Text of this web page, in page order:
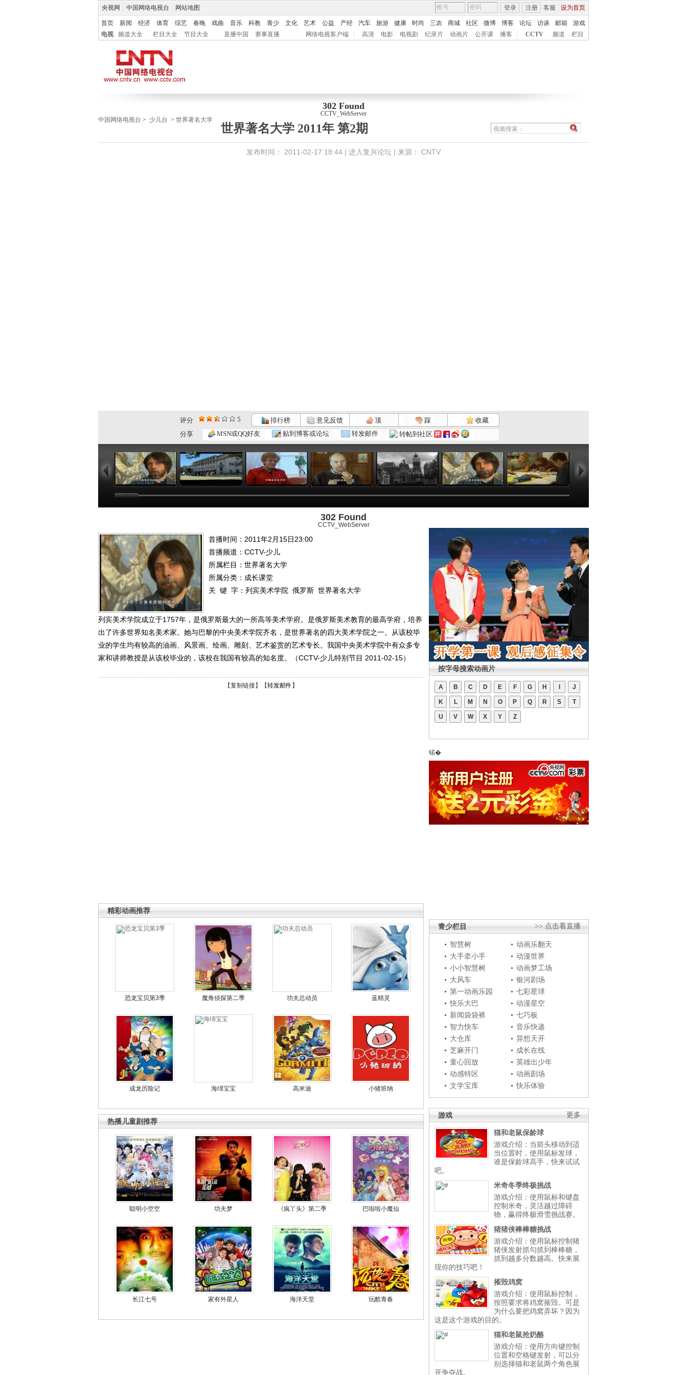
央视网 中国网络电视台 网站地图 客服 设为首页
登录 注册
首页 新闻 经济 体育 综艺 春晚 戏曲 音乐 科教 青少 文化 艺术 公益 产经 汽车 旅游 健康 时尚 三农 商城 社区 微博 博客 论坛 访谈 邮箱
游戏
电视
频道大全 栏目大全 节目大全 直播中国 赛事直播 网络电视客户端 高清 电影 电视剧 纪录片 动画片 公开课 播客 CCTV 频道 栏目
302 Found
CCTV_WebServer
中国网络电视台 > 少儿台 > 世界著名大学
世界著名大学 2011年 第2期
发布时间： 2011-02-17 18:44 | 进入复兴论坛 | 来源： CNTV
评分 5 排行榜 意见反馈 顶 踩
收藏
分享
MSN或QQ好友 贴到博客或论坛 转发邮件 转帖到社区
27:21
世界著名大...
27:25
《世界著名...
23:25
世界著名大...
27:26
《世界著名...
22:35
世界著名大...
27:27 22:04
302 Found
CCTV_WebServer
首播时间：2011年2月15日23:00
首播频道： CCTV-少儿
所属栏目： 世界著名大学
所属分类：成长课堂
关 键 字： 列宾美术学院 俄罗斯 世界著名大学
列宾美术学院成立于1757年，是俄罗斯最大的一所高等美术学府。是俄罗斯美术教育的最高学府，培养
出了许多世界知名美术家。她与巴黎的中央美术学院齐名，是世界著名的四大美术学院之一。从该校毕
业的学生均有较高的油画、风景画、绘画、雕刻、艺术鉴赏的艺术专长。我国中央美术学院中有众多专
家和讲师教授是从该校毕业的，该校在我国有较高的知名度。（CCTV-少儿特别节目 2011-02-15）
【复制链接】【转发邮件 】
精彩动画推荐
恐龙宝贝第3季 魔角侦探第二季 功夫总动员 蓝精灵
成龙历险记 海绵宝宝 高米迪 小猪班纳
热播儿童剧推荐
聪明小空空 功夫梦 《疯丫头》第二季 巴啦啦小魔仙
长江七号 家有外星人 海洋天堂 玩酷青春
按字母搜索动画片
A B C D E F G H J
K L M N O P Q R S T
U V W X Y Z
锘�
>> 点击看直播
青少栏目
智慧树
动画乐翻天
大手牵小手
动漫世界
小小智慧树
动画梦工场
大风车
银河剧场
第一动画乐园
七彩星球
快乐大巴
动漫星空
新闻袋袋裤
七巧板
智力快车
音乐快递
大仓库
异想天开
芝麻开门
成长在线
童心回放
英雄出少年
动感特区
动画剧场
文学宝库
快乐体验
更多
游戏
猫和老鼠保龄球
游戏介绍：当箭头移动到适
当位置时，使用鼠标发球，
谁是保龄球高手，快来试试
吧。
米奇冬季终极挑战
游戏介绍：使用鼠标和键盘
控制米奇，灵活越过障碍
物，赢得终极滑雪挑战赛。
猪猪侠棒棒糖挑战
游戏介绍：使用鼠标控制猪
猪侠发射抓勾抓到棒棒糖，
抓到越多分数越高。快来展
现你的技巧吧！
摧毁鸡窝
游戏介绍：使用鼠标控制，
按照要求将鸡窝摧毁。可是
为什么要把鸡窝弄坏？因为
这是这个游戏的目的。
猫和老鼠抢奶酪
游戏介绍：使用方向键控制
位置和空格键发射，可以分
别选择猫和老鼠两个角色展
开争夺战。